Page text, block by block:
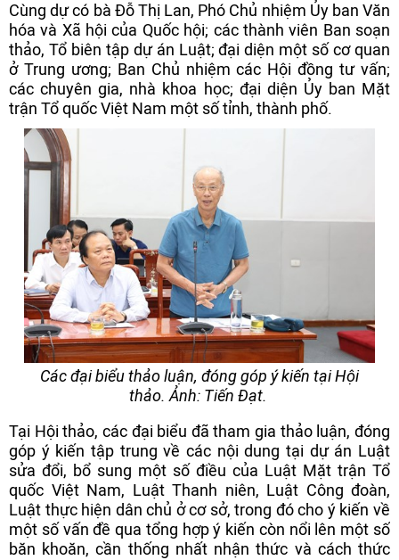
Cùng dự có bà Đỗ Thị Lan, Phó Chủ nhiệm Ủy ban Văn
hóa và Xã hội của Quốc hội; các thành viên Ban soạn
thảo, Tổ biên tập dự án Luật; đại diện một số cơ quan
ở Trung ương; Ban Chủ nhiệm các Hội đồng tư vấn;
các chuyên gia, nhà khoa học; đại diện Ủy ban Mặt
trận Tổ quốc Việt Nam một số tỉnh, thành phố.
Các đại biểu thảo luận, đóng góp ý kiến tại Hội
thảo. Ảnh: Tiến Đạt.
Tại Hội thảo, các đại biểu đã tham gia thảo luận, đóng
góp ý kiến tập trung về các nội dung tại dự án Luật
sửa đổi, bổ sung một số điều của Luật Mặt trận Tổ
quốc Việt Nam, Luật Thanh niên, Luật Công đoàn,
Luật thực hiện dân chủ ở cơ sở, trong đó cho ý kiến về
một số vấn đề qua tổng hợp ý kiến còn nổi lên một số
băn khoăn, cần thống nhất nhận thức và cách thức